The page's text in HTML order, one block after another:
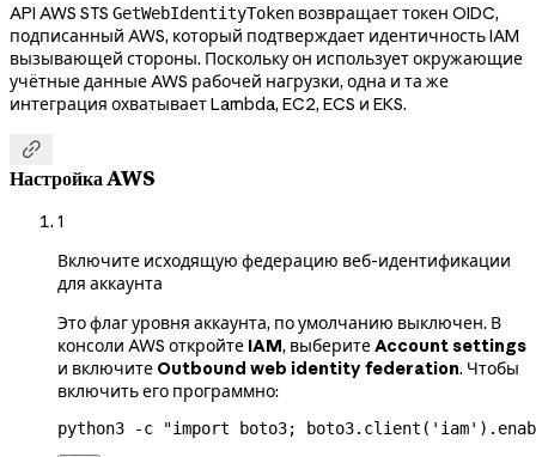
API AWS STS GetWebIdentityToken возвращает токен OIDC,
подписанный AWS, который подтверждает идентичность IAM
вызывающей стороны. Поскольку он использует окружающие
учётные данные AWS рабочей нагрузки, одна и та же
интеграция охватывает Lambda, EC2, ECS и EKS.

Настройка AWS
1
Включите исходящую федерацию веб-идентификации
для аккаунта
Это флаг уровня аккаунта, по умолчанию выключен. В
консоли AWS откройте IAM, выберитеAccount settings
и включите Outbound web identity federation. Чтобы
включить его программно:
python3 -c "import boto3;